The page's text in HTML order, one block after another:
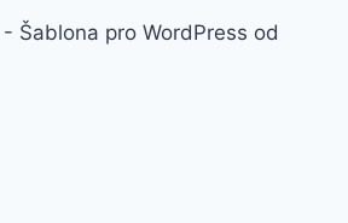
Šablona pro WordPress od